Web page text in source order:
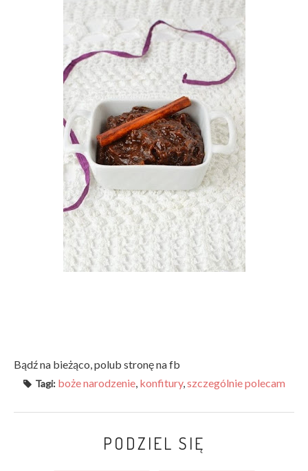
Bądź na bieżąco, polub stronę na fb
Tagi: boże narodzenie, konfitury,szczególnie polecam
PODZIEL SIĘ